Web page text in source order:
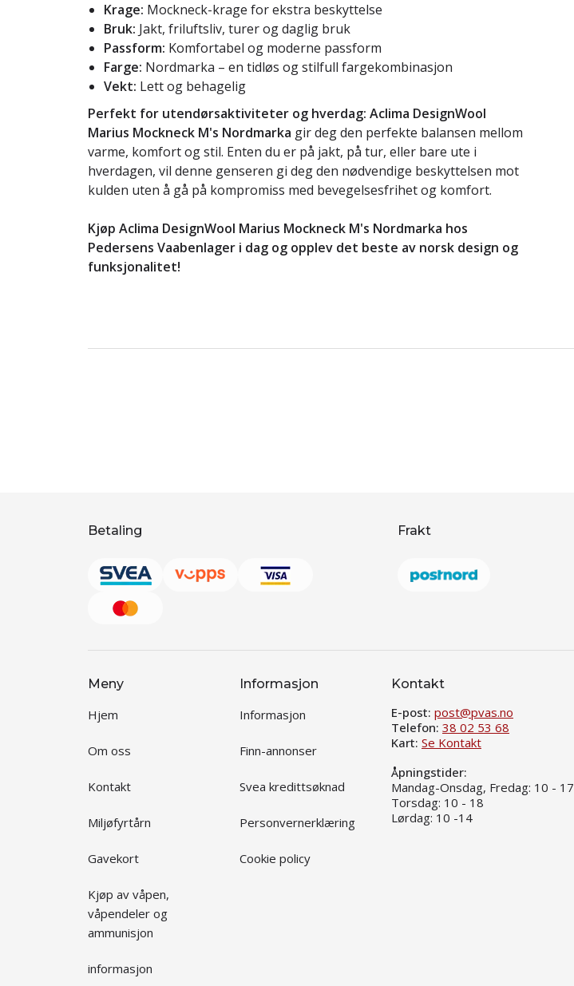
Krage: Mockneck-krage for ekstra beskyttelse
Bruk: Jakt, friluftsliv, turer og daglig bruk
Passform: Komfortabel og moderne passform
Farge: Nordmarka – en tidløs og stilfull fargekombinasjon
Vekt: Lett og behagelig
Perfekt for utendørsaktiviteter og hverdag: Aclima DesignWool
Marius Mockneck M's Nordmarka gir deg den perfekte balansen mellom
varme, komfort og stil. Enten du er på jakt, på tur, eller bare ute i
hverdagen, vil denne genseren gi deg den nødvendige beskyttelsen mot
kulden uten å gå på kompromiss med bevegelsesfrihet og komfort.
Kjøp Aclima DesignWool Marius Mockneck M's Nordmarka hos
Pedersens Vaabenlager i dag og opplev det beste av norsk design og
funksjonalitet!
Betaling Frakt
Meny
Hjem
Om oss
Kontakt
Miljøfyrtårn
Gavekort
Kjøp av våpen,
våpendeler og
ammunisjon
informasjon
Informasjon
Informasjon
Finn-annonser
Svea kredittsøknad
Personvernerklæring
Cookie policy
Kontakt
E-post: post@pvas.no
Telefon: 38 02 53 68
Kart: Se Kontakt
Åpningstider:
Mandag-Onsdag, Fredag: 10 - 17
Torsdag: 10 - 18
Lørdag: 10 -14